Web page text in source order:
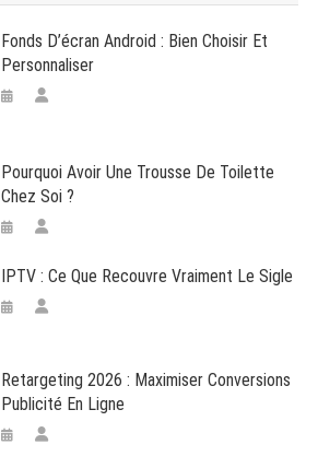
Fonds D’écran Android : Bien Choisir Et
Personnaliser
Pourquoi Avoir Une Trousse De Toilette
Chez Soi ?
IPTV : Ce Que Recouvre Vraiment Le Sigle
Retargeting 2026 : Maximiser Conversions
Publicité En Ligne